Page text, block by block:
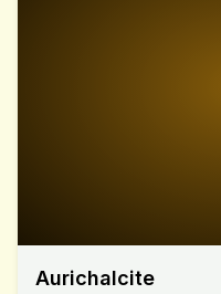
Aurichalcite